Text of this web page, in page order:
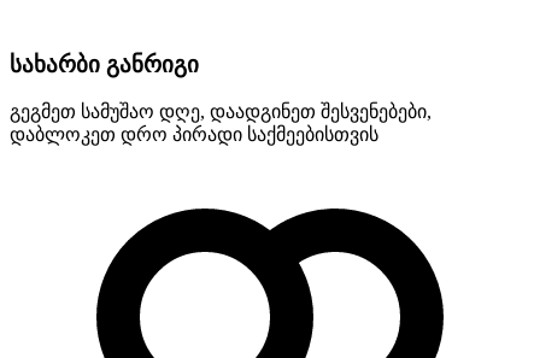
სახარბი განრიგი
გეგმეთ სამუშაო დღე, დაადგინეთ შესვენებები,
დაბლოკეთ დრო პირადი საქმეებისთვის